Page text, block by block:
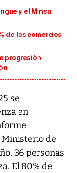
y el Minsa
de los comercios
progresión
se
en
de
36 personas
El 80% de